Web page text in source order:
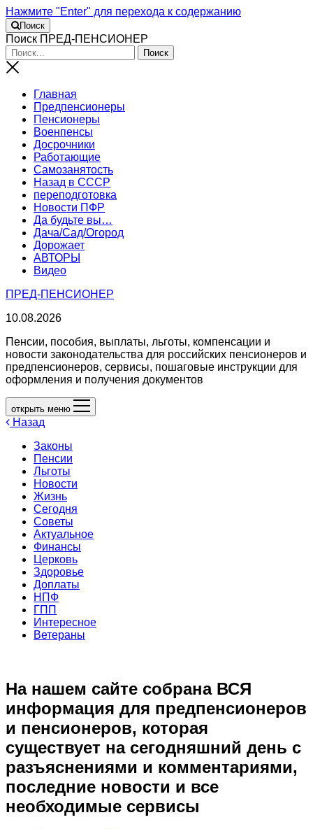
Нажмите "Enter" для перехода к содержанию
Поиск
Поиск ПРЕД-ПЕНСИОНЕР
Главная
Предпенсионеры
Пенсионеры
Военпенсы
Досрочники
Работающие
Самозанятость
Назад в СССР
переподготовка
Новости ПФР
Да будьте вы…
Дача/Сад/Огород
Дорожает
АВТОРЫ
Видео
ПРЕД-ПЕНСИОНЕР
10.08.2026
Пенсии, пособия, выплаты, льготы, компенсации и
новости законодательства для российских пенсионеров и
предпенсионеров, сервисы, пошаговые инструкции для
оформления и получения документов
открыть меню
Назад
Законы
Пенсии
Льготы
Новости
Жизнь
Сегодня
Советы
Актуальное
Финансы
Церковь
Здоровье
Доплаты
НПФ
ГПП
Интересное
Ветераны
На нашем сайте собрана ВСЯ
информация для предпенсионеров
и пенсионеров, которая
существует на сегодняшний день с
разъяснениями и комментариями,
последние новости и все
необходимые сервисы